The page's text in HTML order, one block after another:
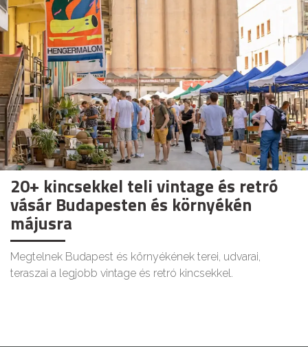
20+ kincsekkel teli vintage és retró
vásár Budapesten és környékén
májusra
Megtelnek Budapest és környékének terei, udvarai,
teraszai a legjobb vintage és retró kincsekkel.